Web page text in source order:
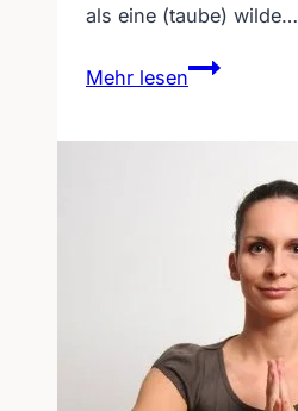
als eine (taube) wilde…
Mehr lesen
Gehörlose
fährt
taub?!“